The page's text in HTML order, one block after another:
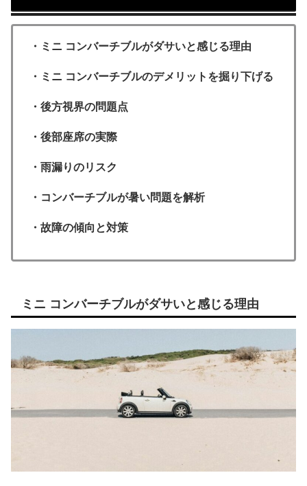
・ミニ コンバーチブルがダサいと感じる理由
・ミニ コンバーチブルのデメリットを掘り下げる
・後方視界の問題点
・後部座席の実際
・雨漏りのリスク
・コンバーチブルが暑い問題を解析
・故障の傾向と対策
ミニ コンバーチブルがダサいと感じる理由